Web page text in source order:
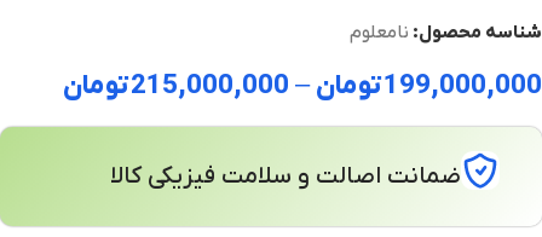
شناسه محصول: نامعلوم
199,000,000تومان–
215,000,000تومان
ضمانت اصالت و سلامت فیزیکی کالا